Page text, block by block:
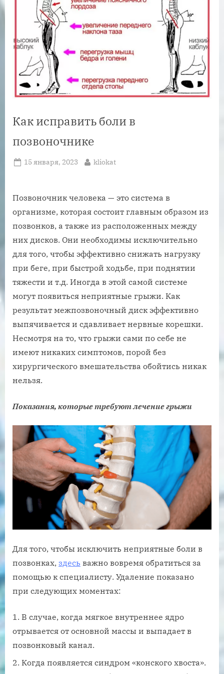
Как исправить боли в
позвоночнике
Posted
15 января, 2023 By
kliokat
Позвоночник человека — это система в
организме, которая состоит главным образом из
позвонков, а также из расположенных между
них дисков. Они необходимы исключительно
для того, чтобы эффективно снижать нагрузку
при беге, при быстрой ходьбе, при поднятии
тяжести и т.д. Иногда в этой самой системе
могут появиться неприятные грыжи. Как
результат межпозвоночный диск эффективно
выпячивается и сдавливает нервные корешки.
Несмотря на то, что грыжи сами по себе не
имеют никаких симптомов, порой без
хирургического вмешательства обойтись никак
нельзя.
Показания, которые требуют лечение грыжи
Для того, чтобы исключить неприятные боли в
позвонках, здесь важно вовремя обратиться за
помощью к специалисту. Удаление показано
при следующих моментах:
В случае, когда мягкое внутреннее ядро
отрывается от основной массы и выпадает в
позвонковый канал.
Когда появляется синдром «конского хвоста».